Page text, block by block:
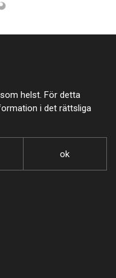
helst. För detta
i det rättsliga